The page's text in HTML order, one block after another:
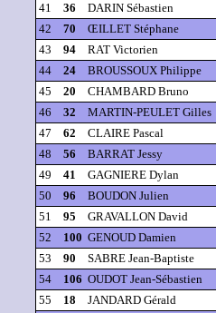
41
36 DARIN Sébastien
42
70 ŒILLET Stéphane
43
94 RAT Victorien
44
24 BROUSSOUX Philippe
45
20 CHAMBARD Bruno
46
32 MARTIN-PEULET Gilles
47
62 CLAIRE Pascal
48
56 BARRAT Jessy
49
41 GAGNIERE Dylan
50
96 BOUDON Julien
51
95 GRAVALLON David
52
100 GENOUD Damien
53
90 SABRE Jean-Baptiste
54
106 OUDOT Jean-Sébastien
55
18 JANDARD Gérald